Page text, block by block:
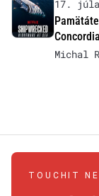
17. júla
Michal
TOUCHIT